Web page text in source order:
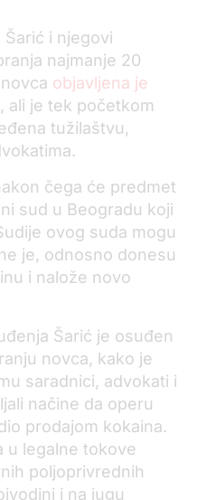
i njegovi
najmanje 20
objavljena je
ali je tek početkom
tužilaštvu,
čega će predmet
sud u Beogradu koji
ovog suda mogu
je, odnosno donesu
i nalože novo
Šarić je osuđen
novca, kako je
saradnici, advokati i
načine da operu
prodajom kokaina.
u legalne tokove
poljoprivrednih
i na jugu